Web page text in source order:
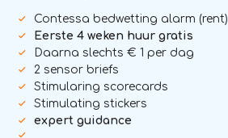
Contessa bedwetting alarm (rent)
Eerste 4 weken huur gratis
Daarna slechts € 1 per dag
2 sensor briefs
Stimularing scorecards
Stimulating stickers
expert guidance